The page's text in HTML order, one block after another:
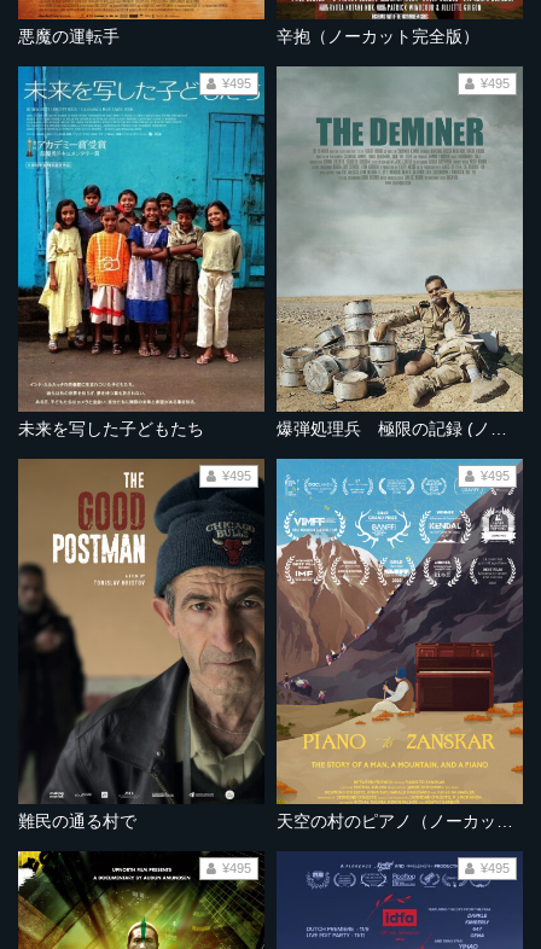
悪魔の運転手 辛抱（ノーカット完全版）
未来を写した子どもたち
¥495 ¥495
難民の通る村で
¥495 ¥495
¥495 ¥495